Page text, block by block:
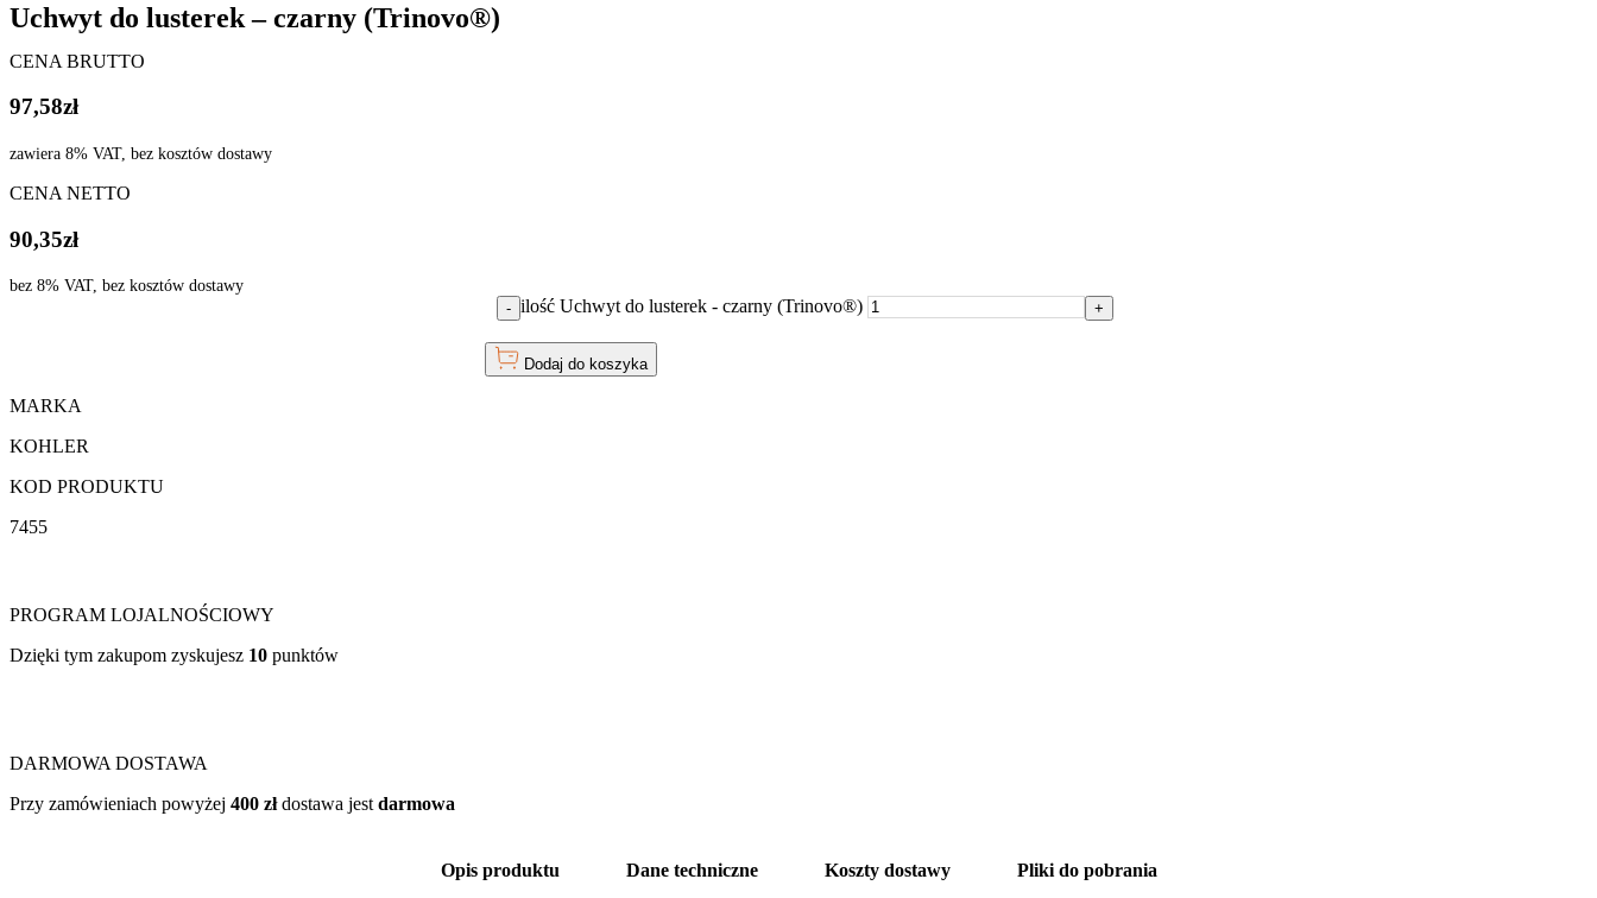
Uchwyt do lusterek – czarny (Trinovo®)
CENA BRUTTO
97,58zł
zawiera 8% VAT, bez kosztów dostawy
CENA NETTO
90,35zł
bez 8% VAT, bez kosztów dostawy
- ilość Uchwyt do lusterek - czarny (Trinovo®) +
Dodaj do koszyka
MARKA
KOHLER
KOD PRODUKTU
7455
PROGRAM LOJALNOŚCIOWY
Dzięki tym zakupom zyskujesz 10 punktów
DARMOWA DOSTAWA
Przy zamówieniach powyżej 400 złdostawa jestdarmowa
Opis produktu Dane techniczne Koszty dostawy Pliki do pobrania